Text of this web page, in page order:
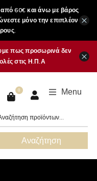
60€ και άνω με βάρος
μόνο την επιπλέον ×
πως προσωρινά δεν
στις Η.Π.Α
×
0 Menu
Αναζήτηση